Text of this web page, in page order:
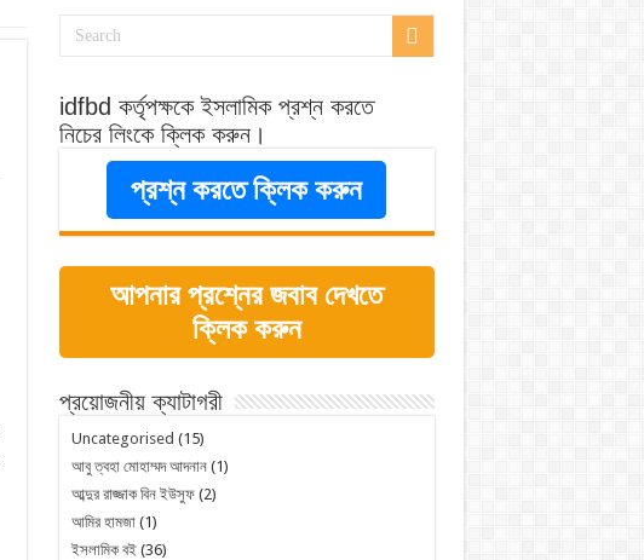
idfbd কর্তৃপক্ষকে ইসলামিক প্রশ্ন করতে
নিচের লিংকে ক্লিক করুন।
প্রশ্ন করতে ক্লিক করুন
আপনার প্রশ্নের জবাব দেখতে
ক্লিক করুন
প্রয়োজনীয় ক্যাটাগরী
Uncategorised (15)
আবু ত্বহা মোহাম্মদ আদনান(1)
আব্দুর রাজ্জাক বিন ইউসুফ(2)
আমির হামজা(1)
ইসলামিক বই(36)